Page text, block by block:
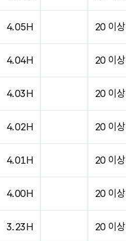
4.05H 20 이상
4.04H 20 이상
4.03H 20 이상
4.02H 20 이상
4.01H 20 이상
4.00H 20 이상
3.23H 20 이상